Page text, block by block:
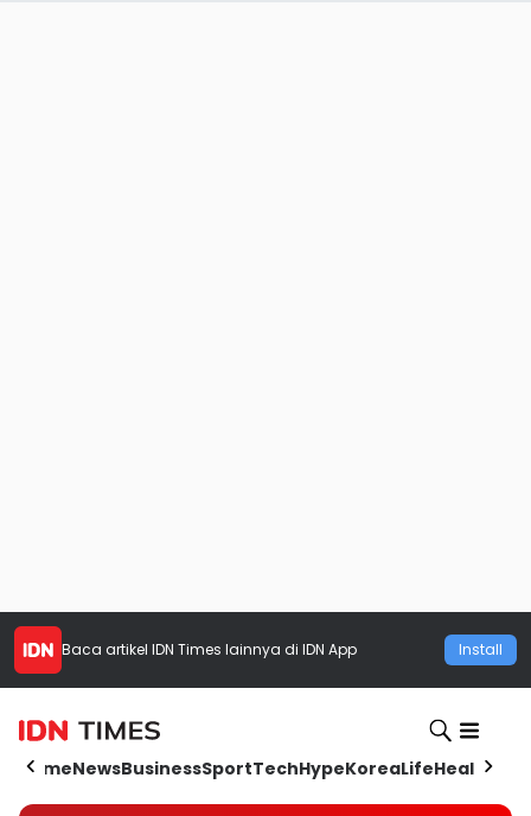
Baca artikel IDN Times lainnya di IDN App Install
HomeNewsBusinessSportTechHypeKoreaLifeHealth